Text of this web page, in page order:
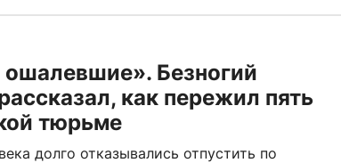
ошалевшие». Безногий
как пережил пять
тюрьме
долго отказывались отпустить по